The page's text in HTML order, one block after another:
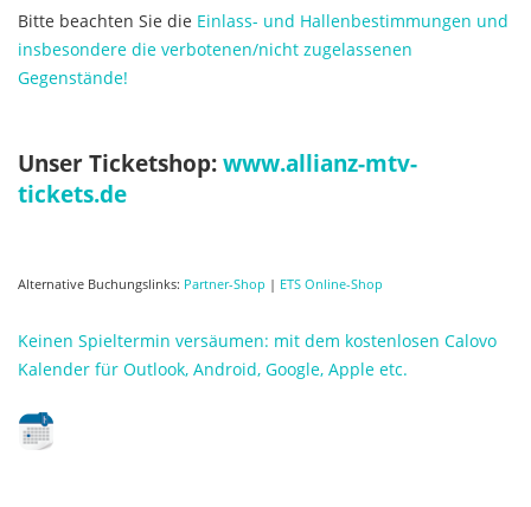
Bitte beachten Sie die Einlass- und Hallenbestimmungen und
insbesondere die verbotenen/nicht zugelassenen
Gegenstände!
Unser Ticketshop: www.allianz-mtv-
tickets.de
Alternative Buchungslinks: Partner-Shop | ETS Online-Shop
Keinen Spieltermin versäumen: mit dem kostenlosen Calovo
Kalender für Outlook, Android, Google, Apple etc.